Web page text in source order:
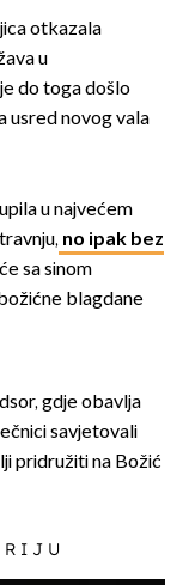
otkazala
u
do toga došlo
usred novog vala
u najvećem
no ipak bez
sa sinom
blagdane
gdje obavlja
savjetovali
pridružiti na Božić